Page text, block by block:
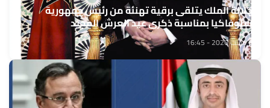
جلالة الملك يتلقى برقية تهنئة من رئيس جمهورية
سلوفاكيا بمناسبة ذكرى عيد العرش المجيد
6 غشت 2026 - 16:45